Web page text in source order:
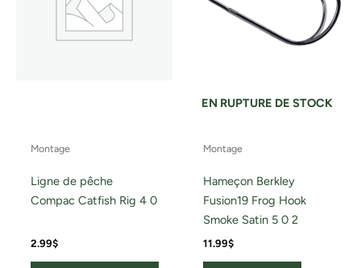
Montage
Ligne de pêche
Compac Catfish Rig 4 0
2.99$
EN RUPTURE DE STOCK
Montage
Hameçon Berkley
Fusion19 Frog Hook
Smoke Satin 5 0 2
11.99$